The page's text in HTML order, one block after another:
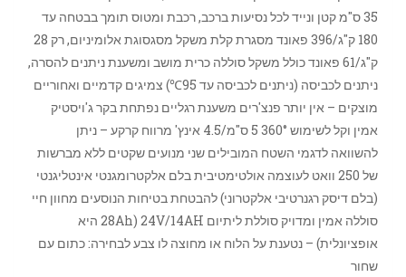
35 ס"מ קטן ונייד לכל נסיעות ברכב, רכבת ומטוס תומך בבטחה עד
180 ק"ג/396 פאונד מסגרת קלת משקל מסגסוגת אלומיניום, רק 28
ק"ג/61 פאונד כולל משקל סוללה כרית מושב ומשענת ניתנים להסרה,
ניתנים לכביסה (ניתנים לכביסה עד 95℃) צמיגים קדמיים ואחוריים
מוצקים – אין יותר פנצ'רים משענת רגליים נפתחת בקר ג'ויסטיק
אמין וקל לשימוש 360° 5 ס"מ/4.5 אינץ' מרווח קרקע – ניתן
להשוואה לדגמי השטח המובילים שני מנועים שקטים ללא מברשות
של 250 וואט לעוצמה אולטימטיבית בלם אלקטרומגנטי אינטליגנטי
(בלם דיסק רגנרטיבי אלקטרוני) להבטחת בטיחות הנוסעים מחוון חיי
סוללה אמין ומדויק סוללת ליתיום 24V/14AH (28Ah היא
אופציונלית) – נטענת על הלוח או מחוצה לו צבע לבחירה: כתום עם
שחור